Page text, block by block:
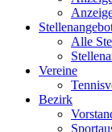
Alle
Vereine
Bezirk